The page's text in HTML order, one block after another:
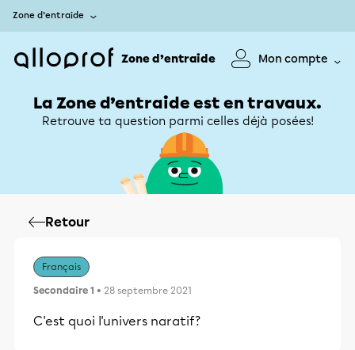
Zone d’entraide
Zone d’entraide Mon compte
La Zone d’entraide est en travaux.
Retrouve ta question parmi celles déjà posées!
Retour
Français
Secondaire 1 • 28 septembre 2021
C'est quoi l'univers naratif?